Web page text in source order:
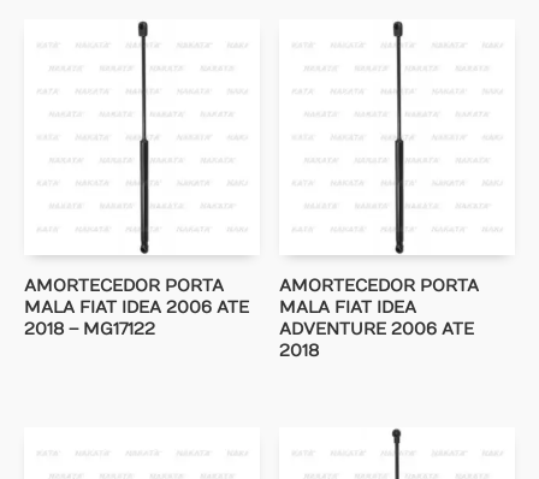
AMORTECEDOR PORTA
MALA FIAT IDEA 2006 ATE
2018 – MG17122
AMORTECEDOR PORTA
MALA FIAT IDEA
ADVENTURE 2006 ATE
2018